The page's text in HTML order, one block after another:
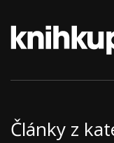
Články z